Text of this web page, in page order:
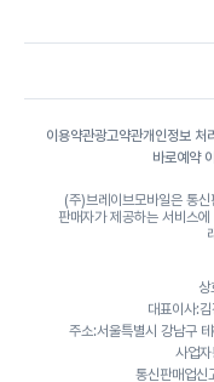
아트월 시공
이용약관광고약관개인정보 처
바로예약
(주)브레이브모바일은 통
판매자가 제공하는 서비스
대표이사:
주소:서울특별시 강남구
사업
통신판매업